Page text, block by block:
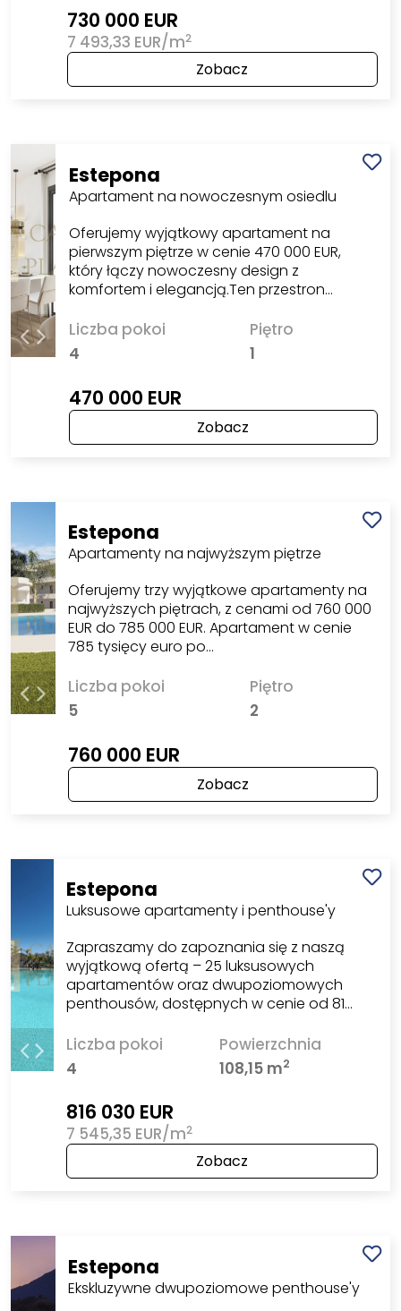
730 000 EUR
7 493,33 EUR/m2
Zobacz
Estepona
Apartament na nowoczesnym osiedlu
Oferujemy wyjątkowy apartament na
pierwszym piętrze w cenie 470 000 EUR,
który łączy nowoczesny design z
komfortem i elegancją.Ten przestron…
Liczba pokoi
4
Piętro
1
470 000 EUR
Zobacz
Estepona
Apartamenty na najwyższym piętrze
Oferujemy trzy wyjątkowe apartamenty na
najwyższych piętrach, z cenami od 760 000
EUR do 785 000 EUR. Apartament w cenie
785 tysięcy euro po…
Liczba pokoi
5
Piętro
2
760 000 EUR
Zobacz
Estepona
Luksusowe apartamenty i penthouse'y
Zapraszamy do zapoznania się z naszą
wyjątkową ofertą – 25 luksusowych
apartamentów oraz dwupoziomowych
penthousów, dostępnych w cenie od 81…
Liczba pokoi
4
Powierzchnia
108,15 m2
816 030 EUR
7 545,35 EUR/m2
Zobacz
Estepona
Ekskluzywne dwupoziomowe penthouse'y